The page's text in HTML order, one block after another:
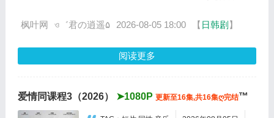
后一次转正的
回遗失的生死
生。在那里，
他遇见了调查
枫叶网 ও゛君の逍遥۵ 2026-08-05 18:00 【 日韩剧 】
阅读更多
爱情同课程3（2026） ➤1080P 更新至16集,共16集ღ完结™